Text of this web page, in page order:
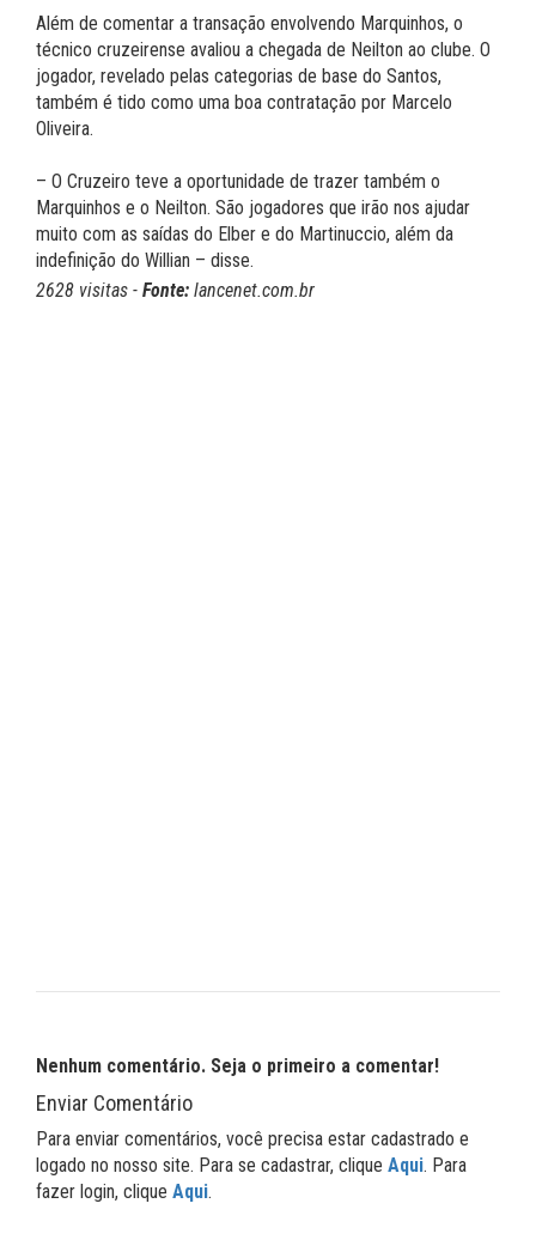
Além de comentar a transação envolvendo Marquinhos, o
técnico cruzeirense avaliou a chegada de Neilton ao clube. O
jogador, revelado pelas categorias de base do Santos,
também é tido como uma boa contratação por Marcelo
Oliveira.
– O Cruzeiro teve a oportunidade de trazer também o
Marquinhos e o Neilton. São jogadores que irão nos ajudar
muito com as saídas do Elber e do Martinuccio, além da
indefinição do Willian – disse.
2628 visitas - Fonte: lancenet.com.br
Nenhum comentário. Seja o primeiro a comentar!
Enviar Comentário
Para enviar comentários, você precisa estar cadastrado e
logado no nosso site. Para se cadastrar, clique Aqui. Para
fazer login, clique Aqui.